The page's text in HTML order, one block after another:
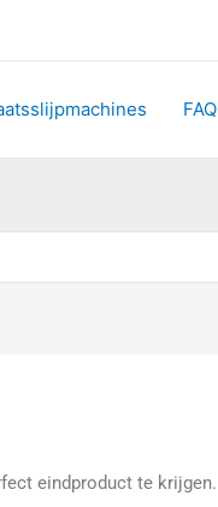
FAQ
eindproduct te krijgen.